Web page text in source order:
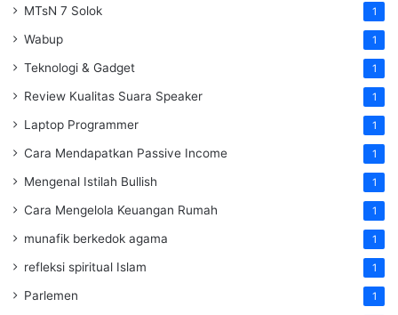
MTsN 7 Solok 1
Wabup 1
Teknologi & Gadget 1
Review Kualitas Suara Speaker 1
Laptop Programmer 1
Cara Mendapatkan Passive Income 1
Mengenal Istilah Bullish 1
Cara Mengelola Keuangan Rumah 1
munafik berkedok agama 1
refleksi spiritual Islam 1
Parlemen 1